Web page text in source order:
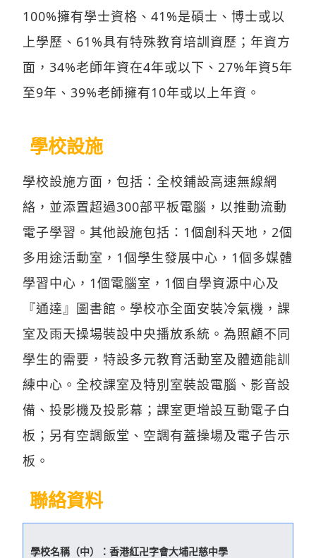
100%擁有學士資格、41%是碩士、博士或以
上學歷、61%具有特殊教育培訓資歷；年資方
面，34%老師年資在4年或以下、27%年資5年
至9年、39%老師擁有10年或以上年資。
學校設施
學校設施方面，包括：全校鋪設高速無線網
絡，並添置超過300部平板電腦，以推動流動
電子學習。其他設施包括：1個創科天地，2個
多用途活動室，1個學生發展中心，1個多媒體
學習中心，1個電腦室，1個自學資源中心及
『通達』圖書館。學校亦全面安裝冷氣機，課
室及雨天操場裝設中央播放系統。為照顧不同
學生的需要，特設多元教育活動室及體適能訓
練中心。全校課室及特別室裝設電腦、影音設
備、投影機及投影幕；課室更增設互動電子白
板；另有空調飯堂、空調有蓋操場及電子告示
板。
聯絡資料
學校名稱（中）： 香港紅卍字會大埔卍慈中學